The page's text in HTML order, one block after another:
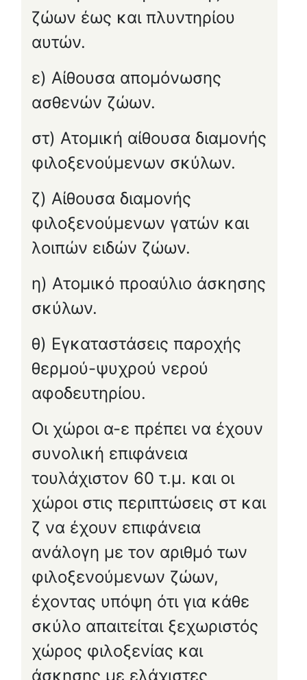
ζώων έως και πλυντηρίου
αυτών.
ε) Αίθουσα απομόνωσης
ασθενών ζώων.
στ) Ατομική αίθουσα διαμονής
φιλοξενούμενων σκύλων.
ζ) Αίθουσα διαμονής
φιλοξενούμενων γατών και
λοιπών ειδών ζώων.
η) Ατομικό προαύλιο άσκησης
σκύλων.
θ) Εγκαταστάσεις παροχής
θερμού-ψυχρού νερού
αφοδευτηρίου.
Οι χώροι α-ε πρέπει να έχουν
συνολική επιφάνεια
τουλάχιστον 60 τ.μ. και οι
χώροι στις περιπτώσεις στ και
ζ να έχουν επιφάνεια
ανάλογη με τον αριθμό των
φιλοξενούμενων ζώων,
έχοντας υπόψη ότι για κάθε
σκύλο απαιτείται ξεχωριστός
χώρος φιλοξενίας και
άσκησης με ελάχιστες